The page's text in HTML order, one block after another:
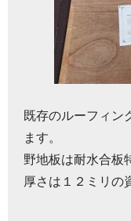
既存のルーフィン
ます。
野地板は耐水合板
厚さは１２ミリの